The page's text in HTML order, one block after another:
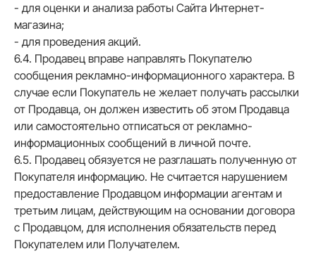
- для оценки и анализа работы Сайта Интернет-
магазина;
- для проведения акций.
6.4. Продавец вправе направлять Покупателю
сообщения рекламно-информационного характера. В
случае если Покупатель не желает получать рассылки
от Продавца, он должен известить об этом Продавца
или самостоятельно отписаться от рекламно-
информационных сообщений в личной почте.
6.5. Продавец обязуется не разглашать полученную от
Покупателя информацию. Не считается нарушением
предоставление Продавцом информации агентам и
третьим лицам, действующим на основании договора
с Продавцом, для исполнения обязательств перед
Покупателем или Получателем.